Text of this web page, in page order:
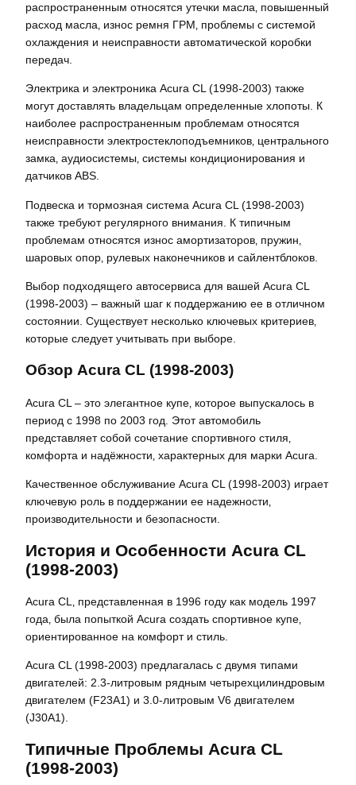
распространенным относятся утечки масла‚ повышенный
расход масла‚ износ ремня ГРМ‚ проблемы с системой
охлаждения и неисправности автоматической коробки
передач.
Электрика и электроника Acura CL (1998-2003) также
могут доставлять владельцам определенные хлопоты. К
наиболее распространенным проблемам относятся
неисправности электростеклоподъемников‚ центрального
замка‚ аудиосистемы‚ системы кондиционирования и
датчиков ABS.
Подвеска и тормозная система Acura CL (1998-2003)
также требуют регулярного внимания. К типичным
проблемам относятся износ амортизаторов‚ пружин‚
шаровых опор‚ рулевых наконечников и сайлентблоков.
Выбор подходящего автосервиса для вашей Acura CL
(1998-2003) – важный шаг к поддержанию ее в отличном
состоянии. Существует несколько ключевых критериев‚
которые следует учитывать при выборе.
Обзор Acura CL (1998-2003)
Acura CL – это элегантное купе‚ которое выпускалось в
период с 1998 по 2003 год. Этот автомобиль
представляет собой сочетание спортивного стиля‚
комфорта и надёжности‚ характерных для марки Acura.
Качественное обслуживание Acura CL (1998-2003) играет
ключевую роль в поддержании ее надежности‚
производительности и безопасности.
История и Особенности Acura CL
(1998-2003)
Acura CL‚ представленная в 1996 году как модель 1997
года‚ была попыткой Acura создать спортивное купе‚
ориентированное на комфорт и стиль.
Acura CL (1998-2003) предлагалась с двумя типами
двигателей: 2.3-литровым рядным четырехцилиндровым
двигателем (F23A1) и 3.0-литровым V6 двигателем
(J30A1).
Типичные Проблемы Acura CL
(1998-2003)